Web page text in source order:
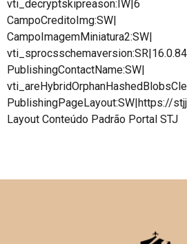
vti_decryptskipreason:IW|6
CampoCreditoImg:SW|
CampoImagemMiniatura2:SW|
PublishingContactName:SW|
PublishingPageLayout:SW|https://
Layout Conteúdo Padrão Portal STJ